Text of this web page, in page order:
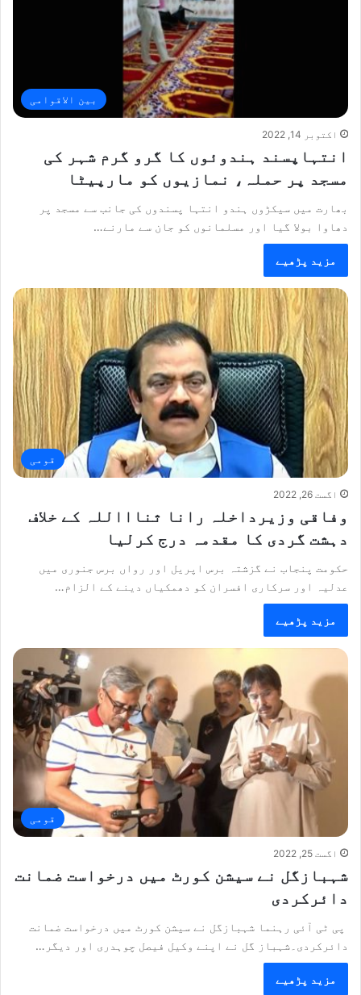
بین الاقوامی
اکتوبر 14, 2022
انتہاپسند ہندوئوں کا گرو گرم شہر کی
مسجد پر حملہ، نمازیوں کو مارپیٹا
بھارت میں سیکڑوں ہندو انتہا پسندوں کی جانب سے مسجد پر
دھاوا بولا گیا اور مسلمانوں کو جان سے مارنے…
مزید پڑھیے
قومی
اگست 26, 2022
وفاقی وزیرداخلہ رانا ثناااللہ کے خلاف
دہشت گردی کا مقدمہ درج کرلیا
حکومت پنجاب نے گزشتہ برس اپریل اور رواں برس جنوری میں
عدلیہ اور سرکاری افسران کو دھمکیاں دینے کے الزام…
مزید پڑھیے
قومی
اگست 25, 2022
شہبازگل نے سیشن کورٹ میں درخواست ضمانت
دائرکردی
پی ٹی آئی رہنما شہبازگل نے سیشن کورٹ میں درخواست ضمانت
دائرکردی۔شہباز گل نے اپنے وکیل فیصل چوہدری اور دیگر…
مزید پڑھیے